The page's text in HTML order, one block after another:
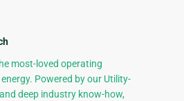
most-loved operating
Powered by our Utility-
deep industry know-how,